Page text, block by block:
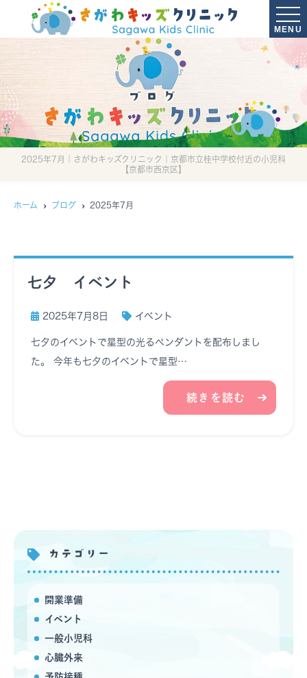
MENU
ブログ
2025年7月｜さがわキッズクリニック｜京都市立桂中学校付近の小児科
【京都市西京区】
ホーム ブログ 2025年7月
七夕 イベント
2025年7月8日 イベント
七夕のイベントで星型の光るペンダントを配布しまし
た。 今年も七夕のイベントで星型…
続きを読む
カテゴリー
開業準備
イベント
一般小児科
心臓外来